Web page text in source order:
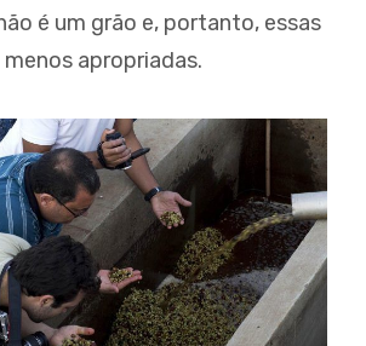
é um grão e, portanto, essas
apropriadas.